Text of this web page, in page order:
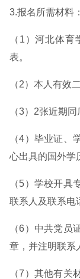
3.报名所需材料：
（1）河北体
表。
（2）本人有效
（3）2张近期
（4）毕业证、
心出具的国外学
（5）学校开具
联系人及联系电
（6）中共党员
章，并注明联系
（7）其他有关